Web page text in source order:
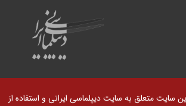
سایت متعلق به سایت دیپلماسی ایرانی و استفاده از